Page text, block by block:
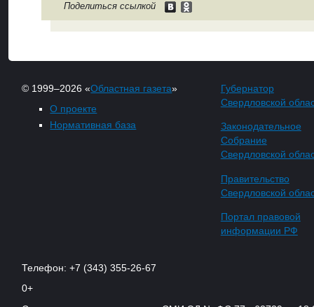
Поделиться ссылкой
© 1999–2026 «Областная газета»
О проекте
Нормативная база
Губернатор
Свердловской
Законодательное
Собрание
Свердловской
Правительство
Свердловской
Портал правовой
информации РФ
Телефон: +7 (343) 355-26-67
0+